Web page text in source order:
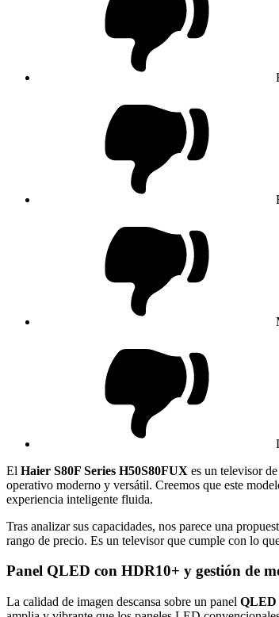
El Haier S80F Series H50S80FUX es un televisor de
operativo moderno y versátil. Creemos que este
experiencia inteligente fluida.
Tras analizar sus capacidades, nos parece una
rango de precio. Es un televisor que cumple con lo
Panel QLED con HDR10+ y gestión de
La calidad de imagen descansa sobre un panel QLED